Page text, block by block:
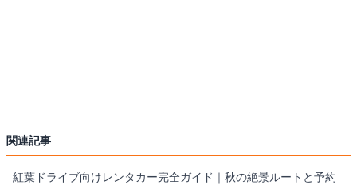
関連記事
紅葉ドライブ向けレンタカー完全ガイド｜秋の絶景ルートと予約